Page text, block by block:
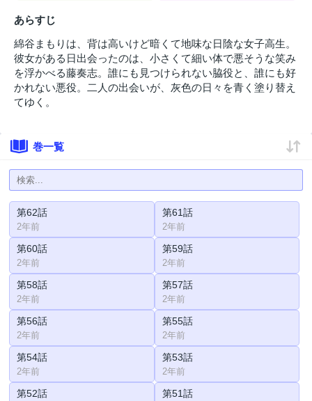
あらすじ
綿谷まもりは、背は高いけど暗くて地味な日陰な女子高生。
彼女がある日出会ったのは、小さくて細い体で悪そうな笑み
を浮かべる藤奏志。誰にも見つけられない脇役と、誰にも好
かれない悪役。二人の出会いが、灰色の日々を青く塗り替え
てゆく。
巻一覧
第62話
2年前
第61話
2年前
第60話
2年前
第59話
2年前
第58話
2年前
第57話
2年前
第56話
2年前
第55話
2年前
第54話
2年前
第53話
2年前
第52話 第51話